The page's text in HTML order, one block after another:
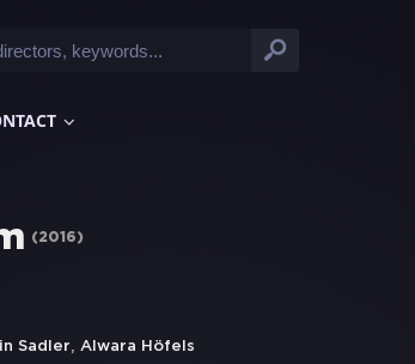
(2016)
Sadler, Alwara Höfels